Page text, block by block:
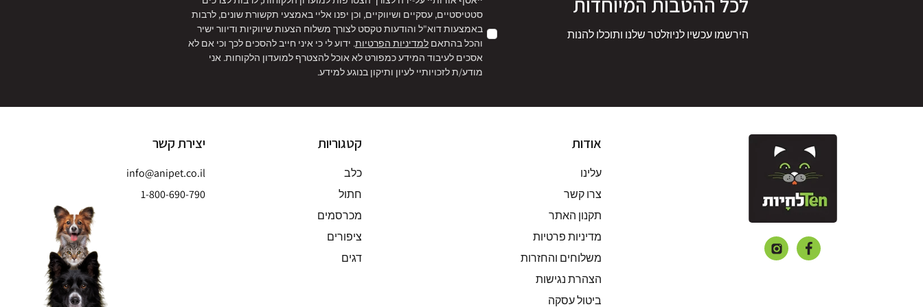
הירשמו עכשיו לניוזלטר שלנו ותוכלו להנות
סטטיסטיים, עסקיים ושיווקיים, וכן יפנו אליי באמצעי תקשורת שונים, לרבות
באמצעות דוא"ל והודעות טקסט לצורך משלוח הצעות שיווקיות ודיוור ישיר
והכל בהתאם למדיניות הפרטיות. ידוע לי כי איני חייב להסכים לכך וכי אם לא
אסכים לעיבוד המידע כמפורט לא אוכל להצטרף למועדון הלקוחות. אני
מודע/ת לזכויותיי לעיון ותיקון בנוגע למידע.
פייסבוקאינסטגרם
אודות
עלינו
צרו קשר
תקנון האתר
מדיניות פרטיות
משלוחים והחזרות
הצהרת נגישות
ביטול עסקה
קטגוריות
כלב
חתול
מכרסמים
ציפורים
דגים
יצירת קשר
info@anipet.co.il
1-800-690-790